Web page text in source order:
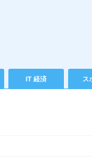
IT 経済 ス